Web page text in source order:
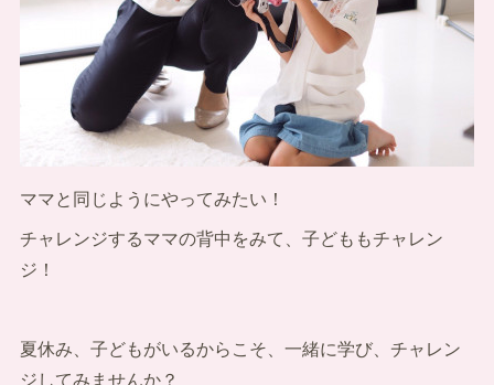
ママと同じようにやってみたい！
チャレンジするママの背中をみて、子どももチャレン
ジ！
夏休み、子どもがいるからこそ、一緒に学び、チャレン
ジしてみませんか？